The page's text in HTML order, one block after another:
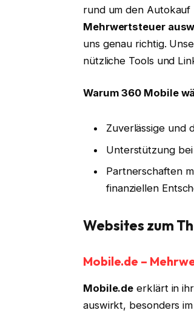
rund um den Autokauf
Mehrwertsteuer
uns genau richtig.
nützliche Tools und
Warum 360 Mobile
Zuverlässige und
Unterstützung
Partnerschaften
finanziellen
Websites zum
Mobile.de –
Mobile.de erklärt in
auswirkt, besonders